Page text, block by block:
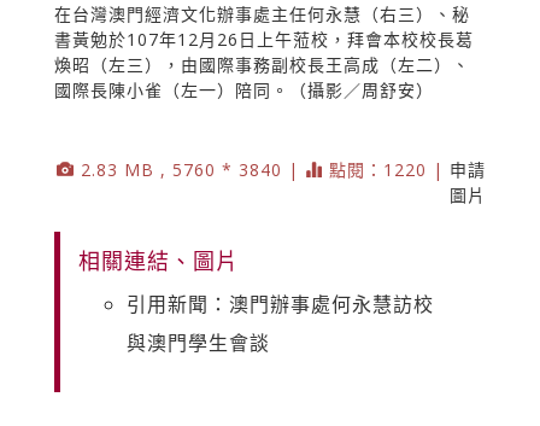
在台灣澳門經濟文化辦事處主任何永慧（右三）、秘
書黃勉於107年12月26日上午蒞校，拜會本校校長葛
煥昭（左三），由國際事務副校長王高成（左二）、
國際長陳小雀（左一）陪同。（攝影／周舒安）
2.83 MB , 5760 * 3840 | 點閱：1220 | 申請
圖片
相關連結、圖片
引用新聞：澳門辦事處何永慧訪校
與澳門學生會談